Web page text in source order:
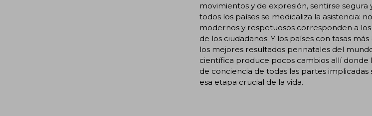
movimientos y de expresión, sentirse
todos los países se medicaliza la asistencia:
modernos y respetuosos corresponden a
de los ciudadanos. Y los países con tasas
los mejores resultados perinatales del
científica produce pocos cambios allí
de conciencia de todas las partes
esa etapa crucial de la vida.